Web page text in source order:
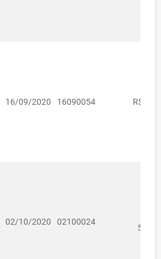
16/09/2020 16090054 R$
02/10/2020 02100024